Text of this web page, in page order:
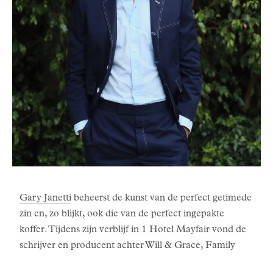
Gary Janetti beheerst de kunst van de perfect getimede
zin en, zo blijkt, ook die van de perfect ingepakte
koffer. Tijdens zijn verblijf in 1 Hotel Mayfair vond de
schrijver en producent achter Will & Grace, Family